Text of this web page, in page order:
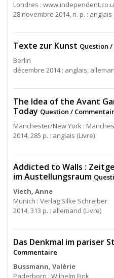
Londres :
28 novembre 2014, n. p. :
Texte zur Kunst Question
Berlin
décembre 2014 : anglais,
The Idea of the Avant
Today Question /
Manchester/New York :
2014, 285 p. : anglais (Livre)
Addicted to Walls :
im Austellungsraum
Vieth, Anne
Munich : Verlag Silke Schreiber
2014, 313 p. : allemand (Livre)
Das Denkmal im pariser
Commentaire
Bussmann, Valérie
Paderborn : Wilhelm Fink